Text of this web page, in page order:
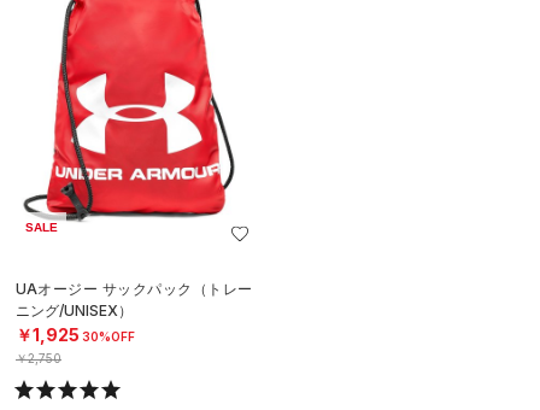
SALE
UAオージー サックパック（トレー
ニング/UNISEX）
￥1,925 30%OFF
￥2,750